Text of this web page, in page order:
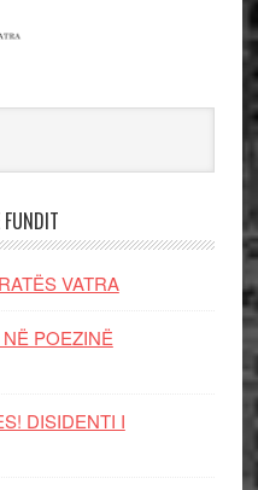
VATRA
POEZINË
DISIDENTI I